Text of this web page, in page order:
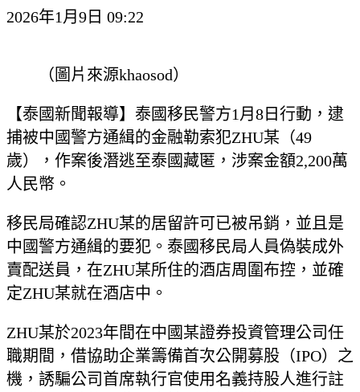
2026年1月9日 09:22
（圖片來源khaosod）
【泰國新聞報導】泰國移民警方1月8日行動，逮
捕被中國警方通緝的金融勒索犯ZHU某（49
歲），作案後潛逃至泰國藏匿，涉案金額2,200萬
人民幣。
移民局確認ZHU某的居留許可已被吊銷，並且是
中國警方通緝的要犯。泰國移民局人員偽裝成外
賣配送員，在ZHU某所住的酒店周圍布控，並確
定ZHU某就在酒店中。
ZHU某於2023年間在中國某證券投資管理公司任
職期間，借協助企業籌備首次公開募股（IPO）之
機，誘騙公司首席執行官使用名義持股人進行註